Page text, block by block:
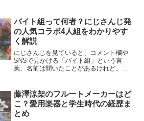
フルートについて、と気になる方も多い
のではない...
バイト組って何者？にじさんじ発
の人気コラボ4人組をわかりやす
く解説
にじさんじを見ていると、コメント欄や
SNSで見かける「バイト組」という言
葉。名前は聞いたことがあるけれど、結
はないでしょうか。この記事では、にじ
さんじの人気コラボ「バイ...
藤澤涼架のフルートメーカーはど
こ？愛用楽器と学生時代の経歴ま
とめ